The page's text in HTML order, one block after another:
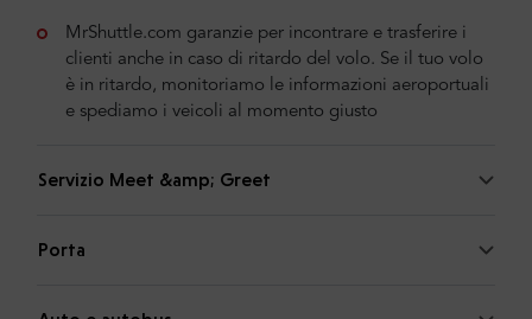
MrShuttle.com garanzie per incontrare e trasferire i
clienti anche in caso di ritardo del volo. Se il tuo volo
è in ritardo, monitoriamo le informazioni aeroportuali
e spediamo i veicoli al momento giusto
Servizio Meet &amp; Greet
Porta